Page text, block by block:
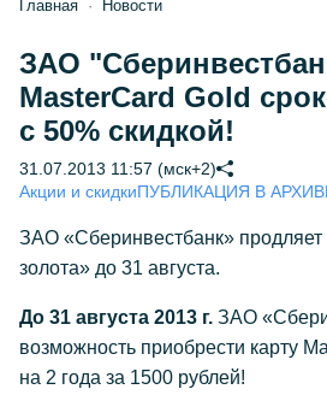
Главная Новости
ЗАО
MasterCard Gold
с 50% скидкой!
31.07.2013 11:57 (мск+2)
Акции и скидкиПУБЛИКАЦИЯ В
ЗАО «Сберинвестбанк»
золота» до 31 августа.
До 31 августа 2013 г. ЗАО
возможность приобрести карту
на 2 года за 1500 рублей!